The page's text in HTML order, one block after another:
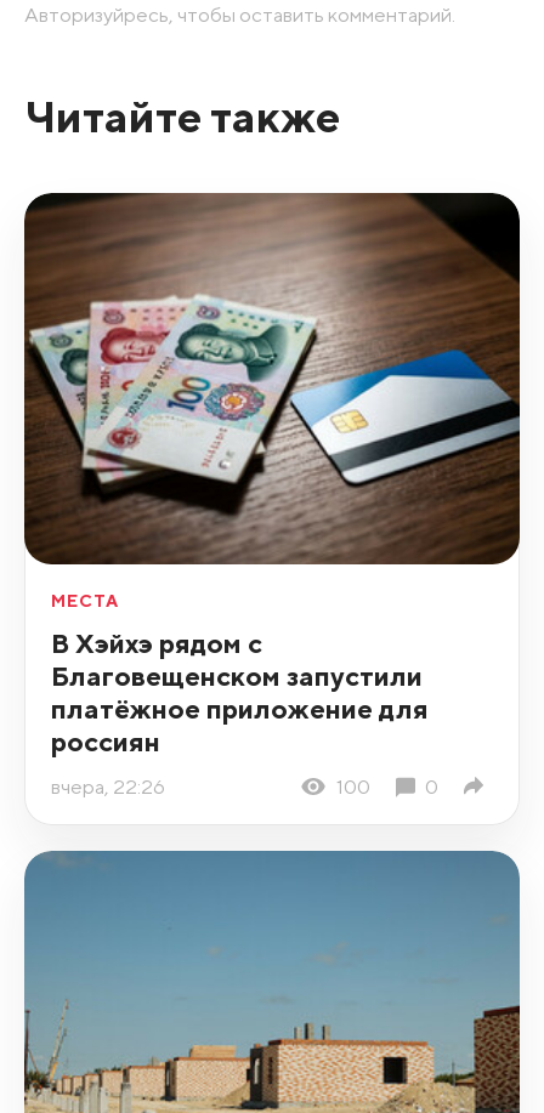
Авторизуйресь, чтобы оставить комментарий.
Читайте также
МЕСТА
В Хэйхэ рядом с
Благовещенском запустили
платёжное приложение для
россиян
вчера, 22:26 100 0